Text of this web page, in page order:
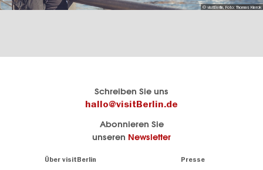
© visitBerlin, Foto: Thomas Kierok
Schreiben Sie uns
hallo@visitBerlin.de
Abonnieren Sie
unseren Newsletter
Über visitBerlin Presse
sind